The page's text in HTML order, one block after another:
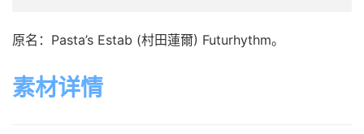
原名：Pasta’s Estab (村田蓮爾) Futurhythm。
素材详情